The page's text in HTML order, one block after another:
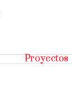
Proyectos